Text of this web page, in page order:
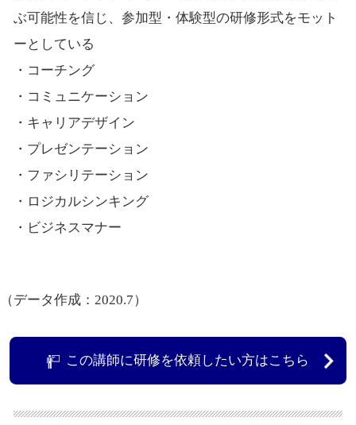
ぶ可能性を信じ、参加型・体験型の研修形式をモット
ーとしている
・コーチング
・コミュニケーション
・キャリアデザイン
・プレゼンテーション
・ファシリテーション
・ロジカルシンキング
・ビジネスマナー
（データ作成：2020.7）
この講師に研修を依頼したい方はこちら